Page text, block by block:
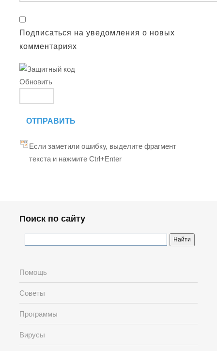
Подписаться на уведомления о новых
комментариях
Обновить
ОТПРАВИТЬ
Если заметили ошибку, выделите фрагмент
текста и нажмите Ctrl+Enter
Поиск по сайту
Помощь
Советы
Программы
Вирусы